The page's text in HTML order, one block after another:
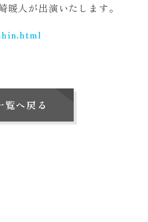
人が出演いたします。
へ戻る